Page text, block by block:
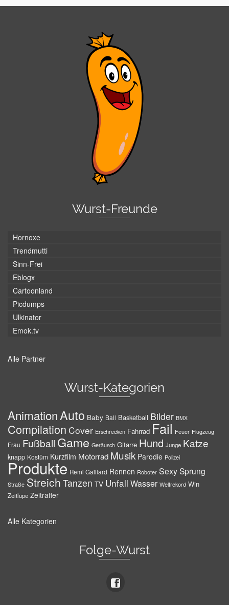
Wurst-Freunde
Hornoxe
Trendmutti
Sinn-Frei
Eblogx
Cartoonland
Picdumps
Ulkinator
Emok.tv
Alle Partner
Wurst-Kategorien
AnimationAuto Baby Ball Basketball Bilder BMX
Compilation Cover Erschrecken Fahrrad Fail Feuer Flugzeug
Frau Fußball Game Geräusch Gitarre Hund Junge Katze
knapp Kostüm Kurzfilm Motorrad Musik Parodie Polizei
Produkte Remi Gaillard Rennen Roboter SexySprung
Straße Streich Tanzen TV Unfall Wasser Weltrekord Win
Zeitlupe Zeitraffer
Alle Kategorien
Folge-Wurst